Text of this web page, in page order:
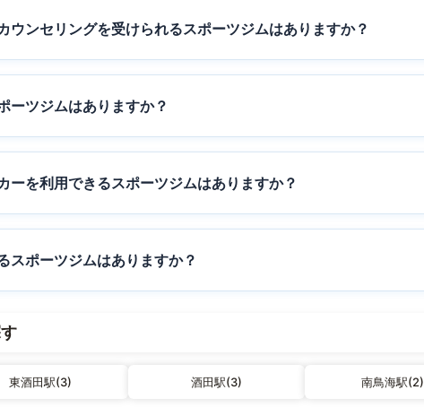
ウンセリングを受けられるスポーツジムはありますか？
ーツジムはありますか？
ーを利用できるスポーツジムはありますか？
スポーツジムはありますか？
東酒田駅(3) 酒田駅(3) 南鳥海駅(2)